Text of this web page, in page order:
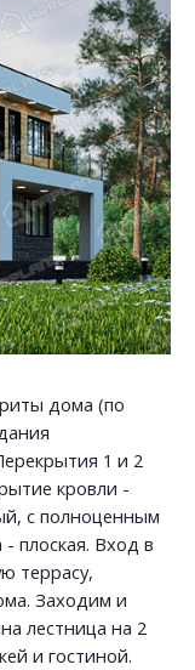
дома (по
1 и 2
кровли -
с полноценным
плоская. Вход в
террасу,
Заходим и
лестница на 2
и гостиной.